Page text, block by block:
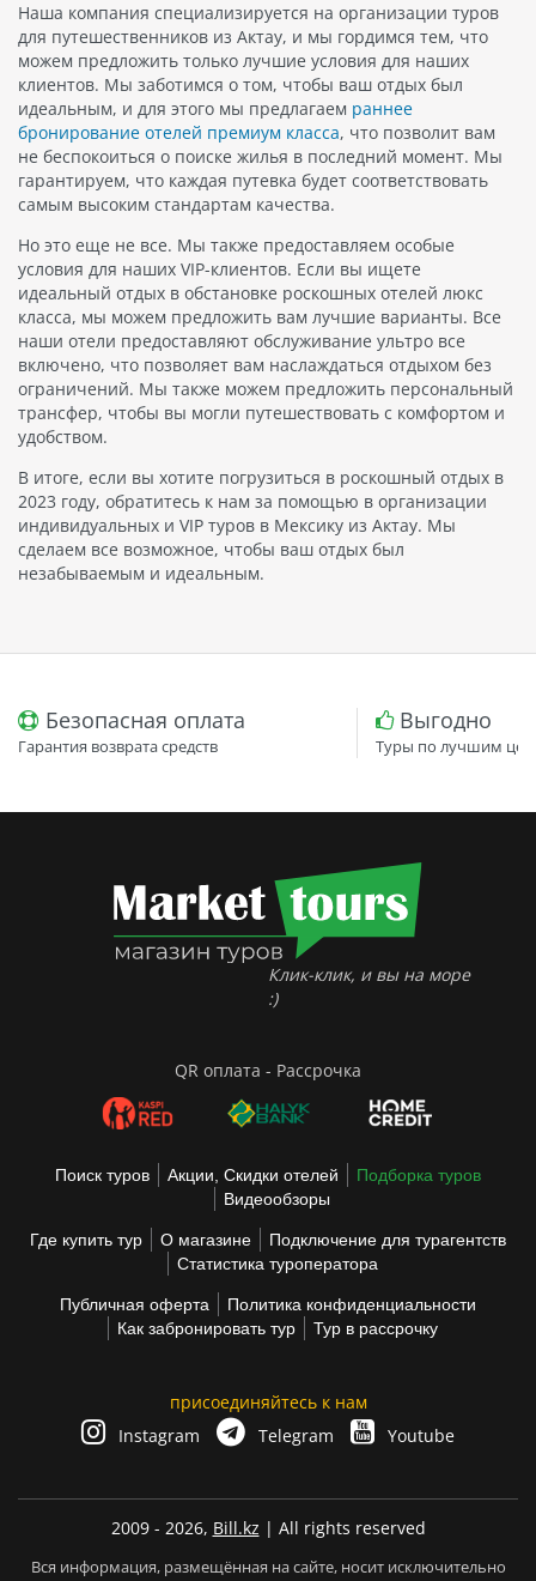
Наша компания специализируется на организации туров
для путешественников из Актау, и мы гордимся тем, что
можем предложить только лучшие условия для наших
клиентов. Мы заботимся о том, чтобы ваш отдых был
идеальным, и для этого мы предлагаем раннее
бронирование отелей премиум класса, что позволит вам
не беспокоиться о поиске жилья в последний момент. Мы
гарантируем, что каждая путевка будет соответствовать
самым высоким стандартам качества.
Но это еще не все. Мы также предоставляем особые
условия для наших VIP-клиентов. Если вы ищете
идеальный отдых в обстановке роскошных отелей люкс
класса, мы можем предложить вам лучшие варианты. Все
наши отели предоставляют обслуживание ультро все
включено, что позволяет вам наслаждаться отдыхом без
ограничений. Мы также можем предложить персональный
трансфер, чтобы вы могли путешествовать с комфортом и
удобством.
В итоге, если вы хотите погрузиться в роскошный отдых в
2023 году, обратитесь к нам за помощью в организации
индивидуальных и VIP туров в Мексику из Актау. Мы
сделаем все возможное, чтобы ваш отдых был
незабываемым и идеальным.
Безопасная оплата
Гарантия возврата средств
Выгодно
Туры по лучшим
Клик-клик, и вы на море
:)
QR оплата - Рассрочка
Поиск туров Акции, Скидки отелей
Подборка туров
Видеообзоры
Где купить тур О магазине
Подключение для турагентств
Статистика туроператора
Публичная оферта
Политика конфиденциальности
Как забронировать тур
Тур в рассрочку
присоединяйтесь к нам
Instagram
Telegram Youtube
2009 - 2026, Bill.kz | All rights reserved
Вся информация, размещённая на сайте, носит исключительно